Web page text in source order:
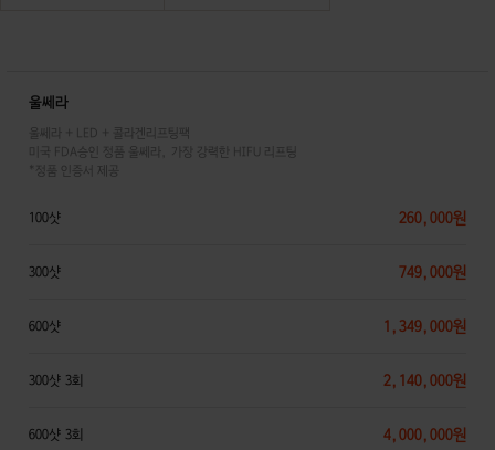
울쎄라
울쎄라 + LED + 콜라겐리프팅팩
미국 FDA승인 정품 울쎄라, 가장 강력한 HIFU 리프팅
*정품 인증서 제공
100샷 260,000원
300샷 749,000원
600샷 1,349,000원
300샷 3회 2,140,000원
600샷 3회 4,000,000원